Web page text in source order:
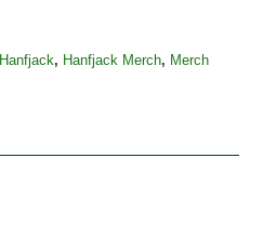
Hanfjack, Hanfjack Merch, Merch